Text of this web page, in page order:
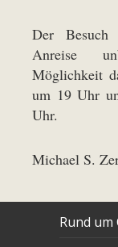
Der
Anreise
Möglichkeit
um 19 Uhr
Uhr.
Michael S.
Rund um